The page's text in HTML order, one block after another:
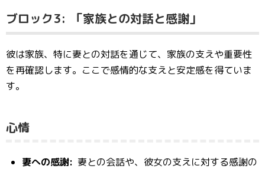
ブロック3: 「家族との対話と感謝」
彼は家族、特に妻との対話を通じて、家族の支えや重要性
を再確認します。ここで感情的な支えと安定感を得ていま
す。
心情
妻への感謝: 妻との会話や、彼女の支えに対する感謝の